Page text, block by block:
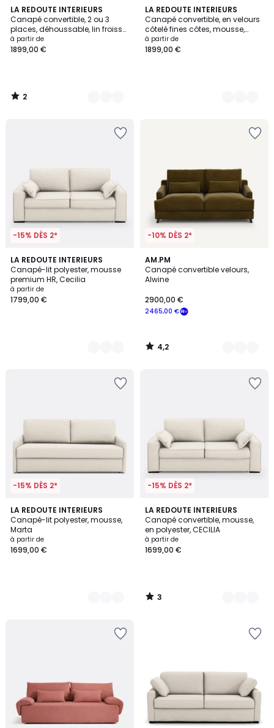
LA REDOUTE INTERIEURS
Canapé convertible, 2 ou 3
places, déhoussable, lin froissé,
ODNA
à partir de
1899,00 €
2
/
5
8
Couleurs
2
/
LA REDOUTE INTERIEURS
Canapé convertible, en velours
côtelé fines côtes, mousse,
CECILIA
à partir de
1899,00 €
5
Couleurs
-15% DÈS 2*
LA REDOUTE INTERIEURS
Canapé-lit polyester, mousse
premium HR, Cecilia
à partir de
1799,00 €
3
Couleurs
-10% DÈS 2*
AM.PM
Canapé convertible velours,
Alwine
2465,00 €
2900,00 €
4,2
/ 5
15
Couleurs
4,2
/
-15% DÈS 2*
LA REDOUTE INTERIEURS
Canapé-lit polyester, mousse,
Marta
à partir de
1699,00 €
3
Couleurs
-15% DÈS 2*
LA REDOUTE INTERIEURS
Canapé convertible, mousse,
en polyester, CECILIA
à partir de
1699,00 €
3
/
5
3
Couleurs
3
/